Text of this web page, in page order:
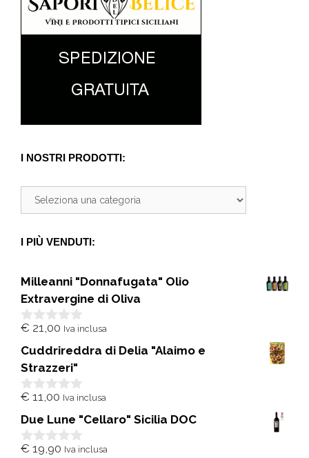
I NOSTRI PRODOTTI:
I PIÙ VENDUTI:
Milleanni "Donnafugata" Olio
Extravergine di Oliva
0
u
5
€ 21,00 Iva inclusa
Cuddrireddra di Delia "Alaimo e
Strazzeri"
0
u
5
€ 11,00 Iva inclusa
Due Lune "Cellaro" Sicilia DOC
0
€ 19,90 Iva inclusa